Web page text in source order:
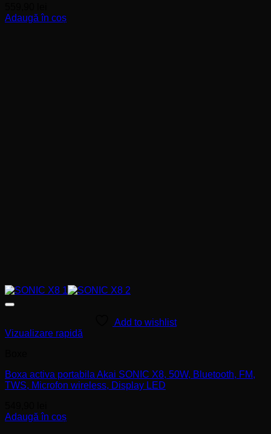
Adaugă în coș
Add to wishlist
Vizualizare rapidă
Boxa activa portabila Akai SONIC X8, 50W, Bluetooth, FM,
TWS, Microfon wireless, Display LED
Adaugă în coș